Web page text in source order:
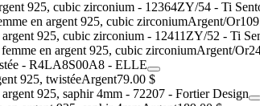
en argent 925, cubic zirconiumArgent/Or
en argent 925, cubic zirconiumArgent/Or
925, twistéeArgent79.00 $